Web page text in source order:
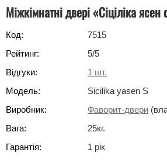
Міжкімнатні двері «Сіціліка
Код:
7515
Рейтинг:
5/5
Відгуки:
1 шт.
Модель:
Sicilika yasen S
Виробник:
Фаворит-двери
Вага:
25кг.
Гарантія:
1 рік